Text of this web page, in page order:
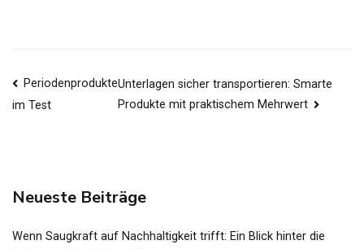
Beitragsnavigation
Periodenprodukte
im Test
Unterlagen sicher transportieren: Smarte
Produkte mit praktischem Mehrwert
Neueste Beiträge
Wenn Saugkraft auf Nachhaltigkeit trifft: Ein Blick hinter die